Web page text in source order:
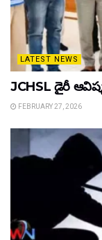
LATEST NEWS
JCHSL డైరీ
FEBRUARY 27, 2026